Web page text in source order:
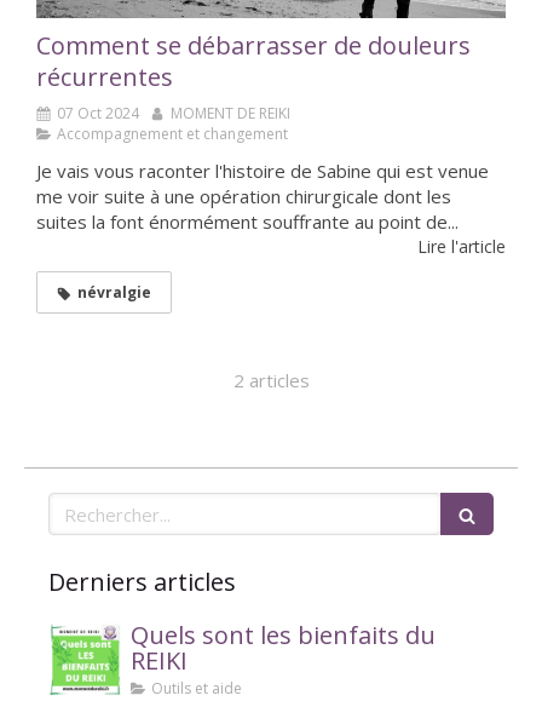
Comment se débarrasser de douleurs
récurrentes
07 Oct 2024
MOMENT DE REIKI
Accompagnement et changement
Je vais vous raconter l'histoire de Sabine qui est venue
me voir suite à une opération chirurgicale dont les
suites la font énormément souffrante au point de...
Lire l'article
névralgie
2 articles
Rechercher
Derniers articles
Quels sont les bienfaits du
REIKI
Outils et aide